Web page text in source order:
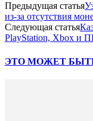
Предыдущая статья
из-за отсутствия
Следующая статья
PlayStation, Xbox и
ЭТО МОЖЕТ